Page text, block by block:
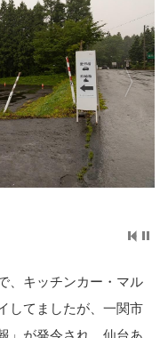
、キッチンカー・マル
してましたが、一関市
」が発令され、仙台あ